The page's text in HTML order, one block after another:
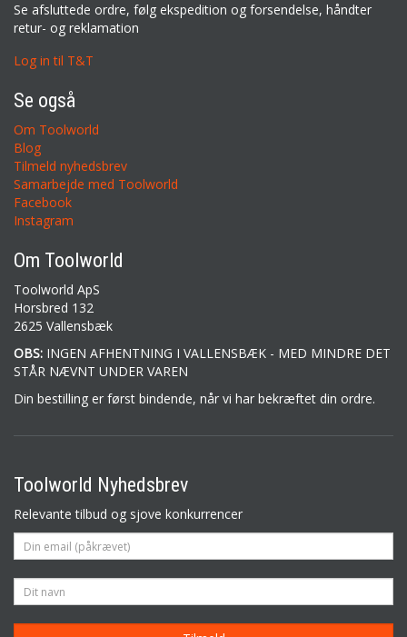
Se afsluttede ordre, følg ekspedition og forsendelse, håndter
retur- og reklamation
Log in til T&T
Se også
Om Toolworld
Blog
Tilmeld nyhedsbrev
Samarbejde med Toolworld
Facebook
Instagram
Om Toolworld
Toolworld ApS
Horsbred 132
2625 Vallensbæk
OBS: INGEN AFHENTNING I VALLENSBÆK - MED MINDRE DET
STÅR NÆVNT UNDER VAREN
Din bestilling er først bindende, når vi har bekræftet din ordre.
Toolworld Nyhedsbrev
Relevante tilbud og sjove konkurrencer